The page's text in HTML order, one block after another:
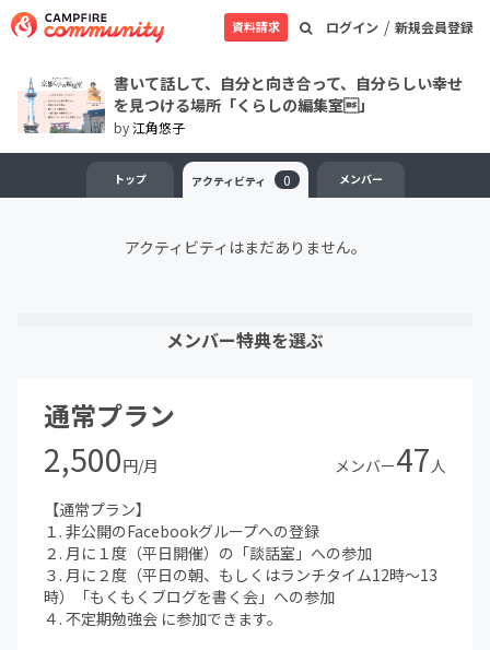
ログイン / 新規会員登録
資料請求
書いて話して、自分と向き合って、自分らしい幸せ
を見つける場所「くらしの編集室」
by江角悠子
トップ アクティビティ 0 メンバー
アクティビティはまだありません。
メンバー特典を選ぶ
通常プラン
2,500円/月 メンバー47人
【通常プラン】
１. 非公開のFacebookグループへの登録
２. 月に１度（平日開催）の「談話室」への参加
３. 月に２度（平日の朝、もしくはランチタイム12時〜13
時）「もくもくブログを書く会」への参加
４. 不定期勉強会 に参加できます。